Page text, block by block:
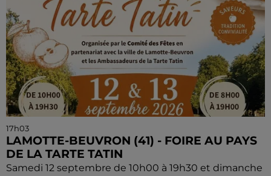
17h03
LAMOTTE-BEUVRON (41) - FOIRE AU PAYS
DE LA TARTE TATIN
Samedi 12 septembre de 10h00 à 19h30 et dimanche